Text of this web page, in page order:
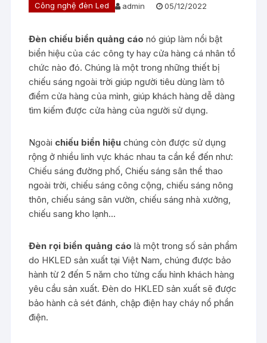
Công nghệ đèn Led admin 05/12/2022
Đèn chiếu biển quảng cáo nó giúp làm nổi bật
biển hiệu của các công ty hay cửa hàng cá nhân tổ
chức nào đó. Chúng là một trong những thiết bị
chiếu sáng ngoài trời giúp người tiêu dùng làm tô
điểm cửa hàng của mình, giúp khách hàng dễ dàng
tìm kiếm được cửa hàng của người sử dụng.
Ngoài chiếu biển hiệu chúng còn được sử dụng
rộng ở nhiều linh vực khác nhau ta cần kể đến như:
Chiếu sáng đường phố, Chiếu sáng sân thể thao
ngoài trời, chiếu sáng công cộng, chiếu sáng nông
thôn, chiếu sáng sân vườn, chiếu sáng nhà xưởng,
chiếu sang kho lạnh…
Đèn rọi biển quảng cáo là một trong số sản phẩm
do HKLED sản xuất tại Việt Nam, chúng được bảo
hành từ 2 đến 5 năm cho từng cấu hình khách hàng
yêu cầu sản xuất. Đèn do HKLED sản xuất sẽ được
bảo hành cả sét đánh, chập điện hay cháy nổ phần
điện.